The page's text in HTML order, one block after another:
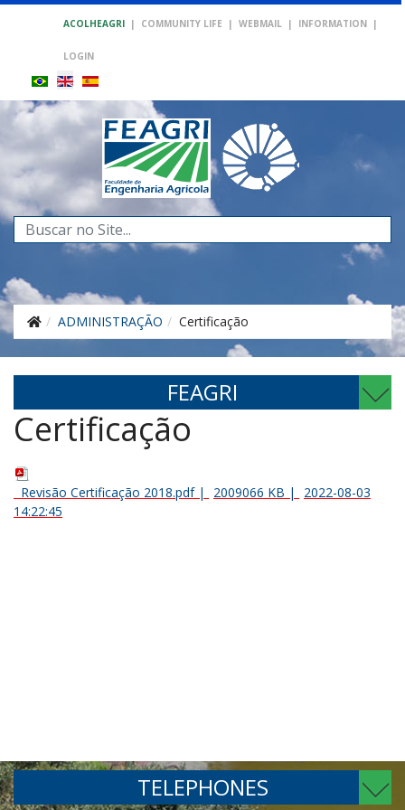
ACOLHEAGRI | COMMUNITY LIFE | WEBMAIL | INFORMATION |
LOGIN
Search
...
ADMINISTRAÇÃO Certificação
FEAGRI
Certificação
Revisão Certificação 2018.pdf| 2009066 KB |
2022-08-03
14:22:45
TELEPHONES